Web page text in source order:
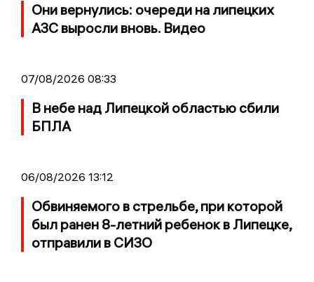
Они вернулись: очереди на липецких
АЗС выросли вновь. Видео
07/08/2026 08:33
В небе над Липецкой областью сбили
БПЛА
06/08/2026 13:12
Обвиняемого в стрельбе, при которой
был ранен 8-летний ребенок в Липецке,
отправили в СИЗО